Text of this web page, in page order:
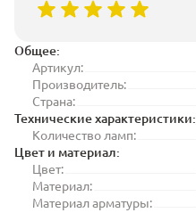
Общее:
Артикул:
Производитель:
Страна:
Технические характеристики:
Количество ламп:
Цвет и материал:
Цвет:
Материал:
Материал арматуры: